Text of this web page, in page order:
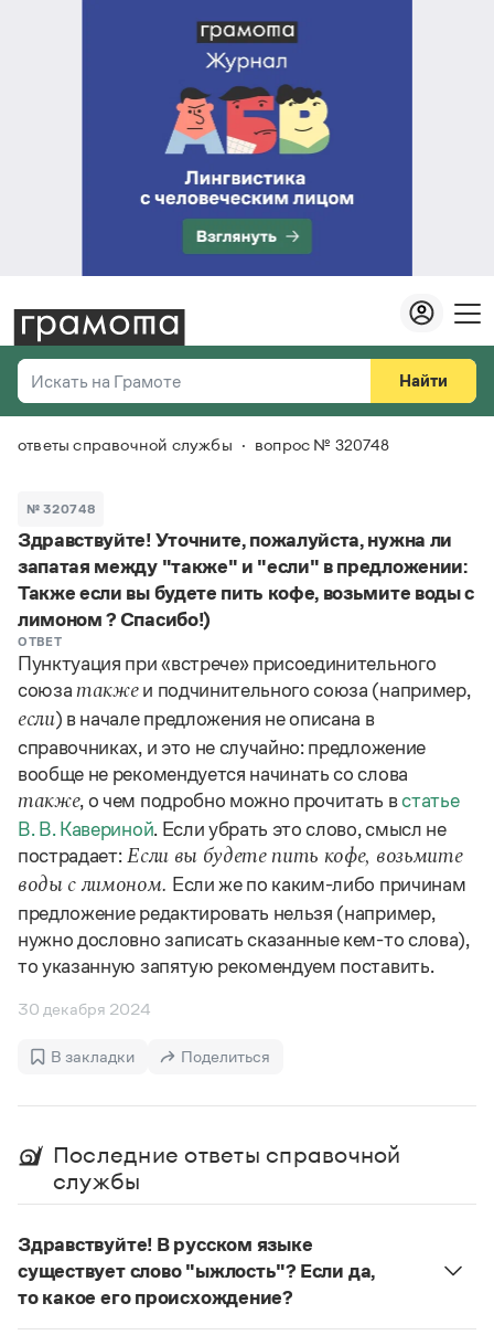
Искать на Грамоте
Справочная служба
Все вопросы
Словари
Большой орфоэпический словарь русского языка
Большой толковый словарь русских глаголов
Большой толковый словарь русских существительных
Большой толковый словарь русского языка
Большой универсальный словарь русского языка
Русский орфографический словарь
Русское словесное ударение
Современный словарь иностранных слов
Словарь антонимов
Словарь методических терминов
Словарь русских имён
Словарь синонимов
Словарь собственных имён
Словарь трудностей русского языка
Словари русского языка как государственного
Правила русской орфографии и пунктуации
Русский язык. Краткий теоретический курс
для школьников
Письмовник
Словарь-справочник трудностей
Справочник по фразеологии
Азбучные истины
Найти
Везде
Поиск по всем разделам
Словари
Большой орфоэпический словарь русского языка
Словарь трудностей русского языка
Русское словесное ударение
Словарь собственных имён
Большой универсальный словарь русского языка
Большой толковый словарь русского языка
Современный словарь иностранных слов
Большой толковый словарь русских
существительных
Большой толковый словарь русских глаголов
Словарь синонимов
Словарь антонимов
Словарь русских имён
Справочники
Правила русской орфографии и пунктуации
Русский язык: краткий теоретический курс для
школьников
Письмовник
Справочник по пунктуации
Словарь-справочник трудностей русского языка
Справочник по фразеологии
Словарь-справочник «Непростые слова»
Азбучные истины
(1956)
Учебник
Журнал
Можно использовать знаки подстановки
? — для любого символа, включая пробелы и дефисы (к?
мпания,тер?а?а,общественно?полезный)
*
— для любого количества символов, кроме пробела
(видео-*,ране*ый)
ответы справочной службы вопрос № 320748
№ 320748
Здравствуйте! Уточните, пожалуйста, нужна ли
запатая между "также" и "если" в предложении:
Также если вы будете пить кофе, возьмите воды с
лимоном ? Спасибо!)
ОТВЕТ
Пунктуация при «встрече» присоединительного
союза такжеи подчинительного союза (например,
если) в начале предложения не описана в
справочниках, и это не случайно: предложение
вообще не рекомендуется начинать со слова
также, о чем подробно можно прочитать встатье
В. В. Кавериной. Если убрать это слово, смысл не
пострадает:Если вы будете пить кофе, возьмите
воды с лимоном. Если же по каким-либо причинам
предложение редактировать нельзя (например,
нужно дословно записать сказанные кем-то слова),
то указанную запятую рекомендуем поставить.
30 декабря 2024
В закладки Поделиться
Последние ответы справочной
службы
Здравствуйте! В русском языке
существует слово "ыжлость"? Если да,
то какое его происхождение?
Нет, не существует и не существовало. Это